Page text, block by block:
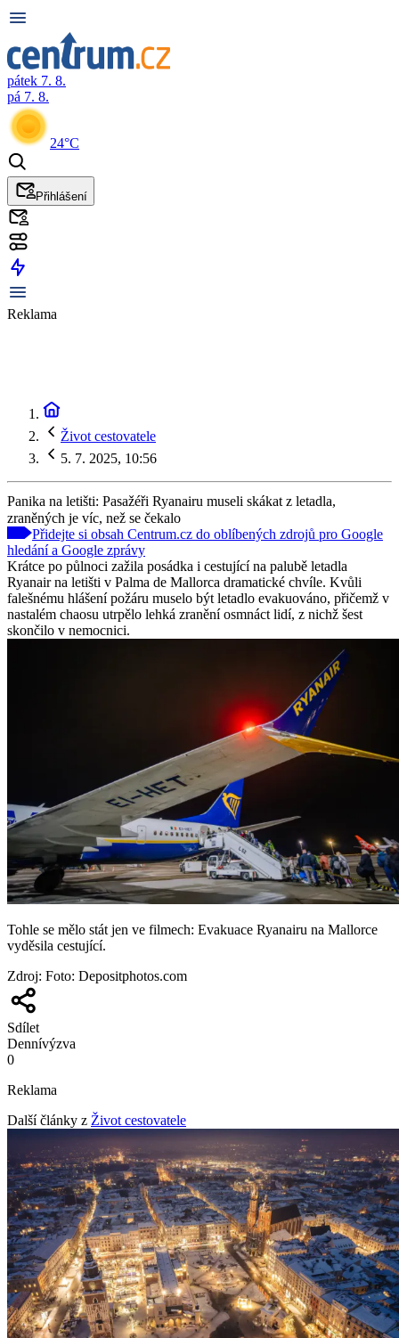
pátek 7. 8.
pá 7. 8.
24°C
Přihlášení
Reklama
Život cestovatele
5. 7. 2025, 10:56
Panika na letišti: Pasažéři Ryanairu museli skákat z letadla,
zraněných je víc, než se čekalo
Přidejte si obsah Centrum.cz do oblíbených zdrojů pro Google
hledání a Google zprávy
Krátce po půlnoci zažila posádka i cestující na palubě letadla
Ryanair na letišti v Palma de Mallorca dramatické chvíle. Kvůli
falešnému hlášení požáru muselo být letadlo evakuováno, přičemž v
nastalém chaosu utrpělo lehká zranění osmnáct lidí, z nichž šest
skončilo v nemocnici.
Tohle se mělo stát jen ve filmech: Evakuace Ryanairu na Mallorce
vyděsila cestující.
Zdroj: Foto: Depositphotos.com
Sdílet
Dennívýzva
0
Reklama
Další články z Život cestovatele